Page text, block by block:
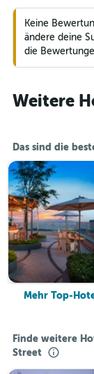
Keine
ändere deine
die
Weitere
Das sind die
Mehr Top-
Finde weitere
Street